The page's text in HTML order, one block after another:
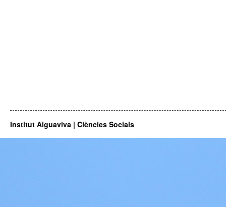
Institut Aiguaviva | Ciències Socials